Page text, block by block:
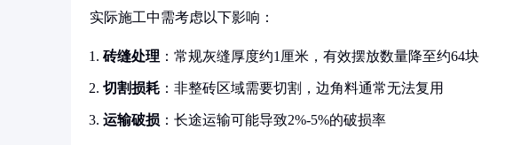
实际施工中需考虑以下影响：
砖缝处理 ：常规灰缝厚度约1厘米，有效摆放数量降至约64块
切割损耗 ：非整砖区域需要切割，边角料通常无法复用
运输破损 ：长途运输可能导致2%-5%的破损率